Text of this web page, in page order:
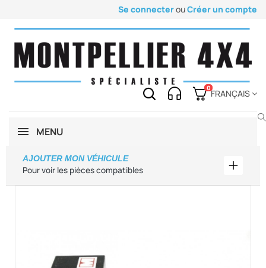
Se connecterouCréer un compte
0
FRANÇAIS
MENU
Pour voir les pièces compatibles
AJOUTER MON VÉHICULE